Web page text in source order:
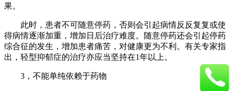
果。
此时，患者不可随意停药，否则会引起病情反反复复或使
得病情逐渐加重，增加日后治疗难度。随意停药还会引起停药
综合征的发生，增加患者痛苦，对健康更为不利。有关专家指
出，轻型抑郁症的治疗亦应当坚持在1年以上。
3，不能单纯依赖于药物